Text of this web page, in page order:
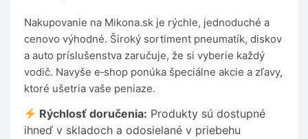
Nakupovanie na Mikona.sk je rýchle, jednoduché a
cenovo výhodné. Široký sortiment pneumatík, diskov
a auto príslušenstva zaručuje, že si vyberie každý
vodič. Navyše e‑shop ponúka špeciálne akcie a zľavy,
ktoré ušetria vaše peniaze.
Rýchlosť doručenia: Produkty sú dostupné
ihneď v skladoch a odosielané v priebehu